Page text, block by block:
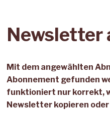
Newsletter
Mit dem angewählten
Abonnement gefunden
funktioniert nur korrekt,
Newsletter kopieren